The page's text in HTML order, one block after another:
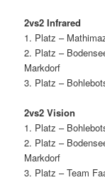
2vs2 Infrared
1. Platz –
2. Platz –
Markdorf
3. Platz –
2vs2 Vision
1. Platz –
2. Platz –
Markdorf
3. Platz – Team